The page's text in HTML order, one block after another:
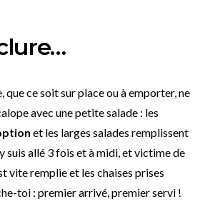
que ce soit sur place ou à emporter, ne
avec une petite salade : les
et les larges salades remplissent
suis allé 3 fois et à midi, et victime de
vite remplie et les chaises prises
toi : premier arrivé, premier servi !